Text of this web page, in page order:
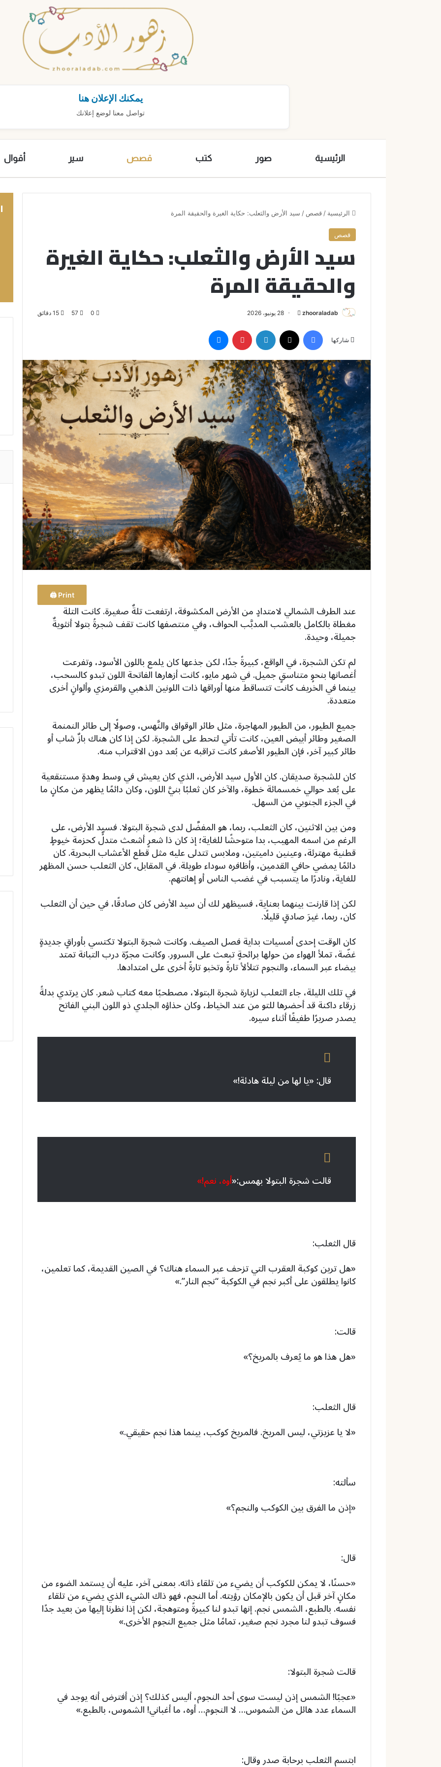
يمكنك الإعلان هنا
تواصل معنا لوضع إعلانك
الرئيسية صور كتب قصص سير أقوال
الرئيسية / قصص / سيد الأرض والثعلب: حكاية الغيرة والحقيقة المرة
قصص
سيد الأرض والثعلب: حكاية الغيرة
والحقيقة المرة
zhooraladab
س
ل
ب
ر
ي
د
ا
إ
ل
ك
ت
ر
و
ن
ي
ا
28 يونيو، 2026 0
57
شاركها
Print 🖨
عند الطرف الشمالي لامتدادٍ من الأرض المكشوفة، ارتفعت تلةٌ صغيرة. كانت التلة
مغطاة بالكامل بالعشب المدبَّب الحواف، وفي منتصفها كانت تقف شجرةُ بتولا أنثويةٌ
جميلة، وحيدة.
لم تكن الشجرة، في الواقع، كبيرةً جدًا، لكن جذعها كان يلمع باللون الأسود، وتفرعت
أغصانها بنحوٍ متناسقٍ جميل. في شهر مايو، كانت أزهارها الفاتحة اللون تبدو كالسحب،
بينما في الخريف كانت تتساقط منها أوراقها ذات اللونين الذهبي والقرمزي وألوانٍ أخرى
متعددة.
جميع الطيور، من الطيور المهاجرة، مثل طائر الوقواق والنَّهس، وصولًا إلى طائر النمنمة
الصغير وطائر أبيض العين، كانت تأتي لتحط على الشجرة. لكن إذا كان هناك بازٌ شاب أو
طائر كبير آخر، فإن الطيور الأصغر كانت تراقبه عن بُعد دون الاقتراب منه.
كان للشجرة صديقان. كان الأول سيد الأرض، الذي كان يعيش في وسط وهدةٍ مستنقعية
على بُعد حوالي خمسمائة خطوة، والآخر كان ثعلبًا بنيَّ اللون، وكان دائمًا يظهر من مكانٍ ما
في الجزء الجنوبي من السهل.
ومن بين الاثنين، كان الثعلب، ربما، هو المفضَّل لدى شجرة البتولا. فسيد الأرض، على
الرغم من اسمه المهيب، بدا متوحشًا للغاية؛ إذ كان ذا شعرٍ أشعث متدلٍّ كحزمة خيوطٍ
قطنية مهترئة، وعينين داميتين، وملابس تتدلى عليه مثل قطع الأعشاب البحرية. كان
دائمًا يمضي حافي القدمين، وأظافره سوداء طويلة. في المقابل، كان الثعلب حسن المظهر
للغاية، ونادرًا ما يتسبب في غضب الناس أو إهانتهم.
لكن إذا قارنت بينهما بعناية، فسيظهر لك أن سيد الأرض كان صادقًا، في حين أن الثعلب
كان، ربما، غيرَ صادقٍ قليلًا.
كان الوقت إحدى أمسيات بداية فصل الصيف. وكانت شجرة البتولا تكتسي بأوراقٍ جديدةٍ
غضّة، تملأ الهواء من حولها برائحةٍ تبعث على السرور. وكانت مجرّة درب التبانة تمتد
بيضاء عبر السماء، والنجوم تتلألأ تارةً وتخبو تارةً أخرى على امتدادها.
في تلك الليلة، جاء الثعلب لزيارة شجرة البتولا، مصطحبًا معه كتاب شعر. كان يرتدي بدلةً
زرقاء داكنة قد أحضرها للتو من عند الخياط، وكان حذاؤه الجلدي ذو اللون البني الفاتح
يصدر صريرًا طفيفًا أثناء سيره.
قال: «يا لها من ليلة هادئة!»
قالت شجرة البتولا بهمس:«أوه، نعم!»
قال الثعلب:
«هل ترين كوكبة العقرب التي تزحف عبر السماء هناك؟ في الصين القديمة، كما تعلمين،
كانوا يطلقون على أكبر نجم في الكوكبة “نجم النار”.»
قالت:
«هل هذا هو ما يُعرف بالمريخ؟»
قال الثعلب:
«لا يا عزيزتي، ليس المريخ. فالمريخ كوكب، بينما هذا نجم حقيقي.»
سألته:
«إذن ما الفرق بين الكوكب والنجم؟»
قال:
«حسنًا، لا يمكن للكوكب أن يضيء من تلقاء ذاته. بمعنى آخر، عليه أن يستمد الضوء من
مكانٍ آخر قبل أن يكون بالإمكان رؤيته. أما النجم، فهو ذاك الشيء الذي يضيء من تلقاء
نفسه. بالطبع، الشمس نجم. إنها تبدو لنا كبيرةً ومتوهجة، لكن إذا نظرنا إليها من بعيد جدًا
فسوف تبدو لنا مجرد نجم صغير، تمامًا مثل جميع النجوم الأخرى.»
قالت شجرة البتولا:
«عجبًا! الشمس إذن ليست سوى أحد النجوم، أليس كذلك؟ إذن أفترض أنه يوجد في
السماء عدد هائل من الشموس… لا النجوم… أوه، ما أغباني! الشموس، بالطبع.»
ابتسم الثعلب برحابة صدر وقال: